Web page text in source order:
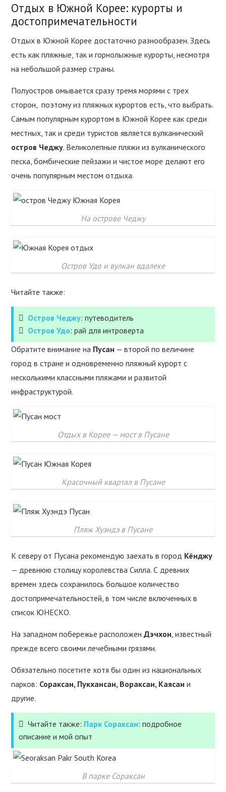
Отдых в Южной Корее: курорты и
достопримечательности
Отдых в Южной Корее достаточно разнообразен. Здесь
есть как пляжные, так и горнолыжные курорты, несмотря
на небольшой размер страны.
Полуостров омывается сразу тремя морями с трех
сторон, поэтому из пляжных курортов есть, что выбрать.
Самым популярным курортом в Южной Корее как среди
местных, так и среди туристов является вулканический
остров Чеджу. Великолепные пляжи из вулканического
песка, бомбические пейзажи и чистое море делают его
очень популярным местом отдыха.
На острове Чеджу
Остров Удо и вулкан вдалеке
Читайте также:
Остров Чеджу: путеводитель
Остров Удо: рай для интроверта
Обратите внимание на Пусан — второй по величине
город в стране и одновременно пляжный курорт с
несколькими классными пляжами и развитой
инфраструктурой.
Отдых в Корее — мост в Пусане
Красочный квартал в Пусане
Пляж Хуэндэ в Пусане
К северу от Пусана рекомендую заехать в город Кёнджу
— древнюю столицу королевства Силла. С древних
времен здесь сохранилось большое количество
достопримечательностей, в том числе включенных в
список ЮНЕСКО.
На западном побережье расположенДэчхон , известный
прежде всего своими лечебными грязями.
Обязательно посетите хотя бы один из национальных
парков: Сораксан, Пукхансан, Вораксан, Каясан и
другие.
Читайте также: Парк Сораксан: подробное
описание и мой опыт
В парке Сораксан